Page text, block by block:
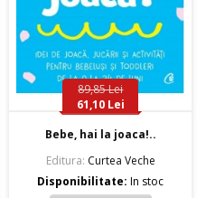
89,85 Lei
61,10 Lei
Bebe, hai la joaca!..
Editura: Curtea Veche
Disponibilitate:In stoc